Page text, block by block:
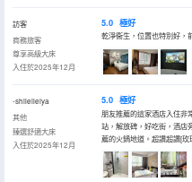
訪客
商務旅客
尊享高級大床
入住於2025年12月
5.0 極好
乾淨衞生，位置也特別好，
-shileileiya
其他
臻選舒適大床
入住於2025年12月
5.0 極好
朋友推薦的這家酒店入住非
站，解放碑，好吃街，酒店
薦的火鍋地道。超讚超讚[玫